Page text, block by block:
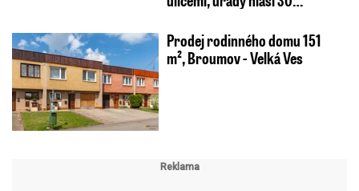
Prodej rodinného domu 151
m², Broumov - Velká Ves